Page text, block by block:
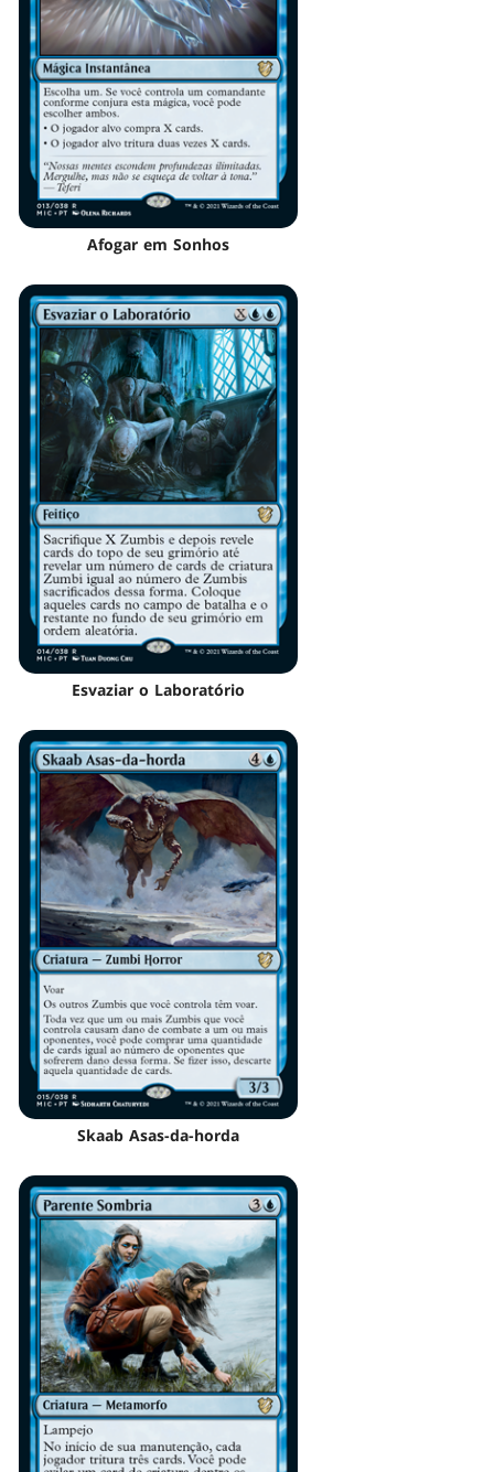
Afogar em Sonhos
Esvaziar o Laboratório
Skaab Asas-da-horda